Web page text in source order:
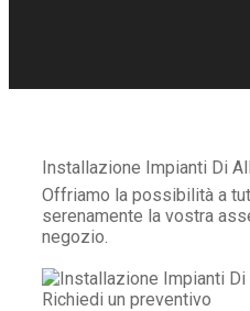
Installazione Impianti Di
Offriamo la possibilità a
serenamente la vostra
negozio.